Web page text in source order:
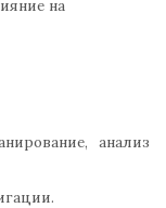
на
анализ